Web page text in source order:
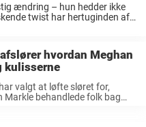
ændring – hun hedder ikke
twist har hertuginden af
hvordan Meghan
kulisserne
valgt at løfte sløret for,
Markle behandlede folk bag